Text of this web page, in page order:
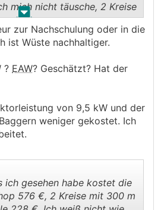
. .
mich nicht täusche, 2 Kreise
zur Nachschulung oder in die
ist Wüste nachhaltiger.
? EAW? Geschätzt? Hat der
von 9,5 kW und der
weniger gekostet. Ich
ich gesehen habe kostet die
576 €, 2 Kreise mit 300 m